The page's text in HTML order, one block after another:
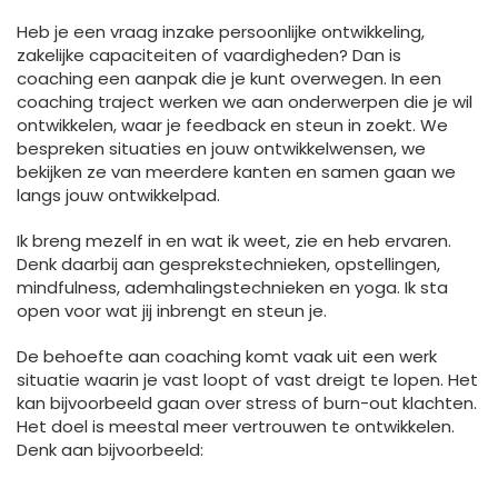
Heb je een vraag inzake persoonlijke ontwikkeling,
zakelijke capaciteiten of vaardigheden? Dan is
coaching een aanpak die je kunt overwegen. In een
coaching traject werken we aan onderwerpen die je wil
ontwikkelen, waar je feedback en steun in zoekt. We
bespreken situaties en jouw ontwikkelwensen, we
bekijken ze van meerdere kanten en samen gaan we
langs jouw ontwikkelpad.
Ik breng mezelf in en wat ik weet, zie en heb ervaren.
Denk daarbij aan gesprekstechnieken, opstellingen,
mindfulness, ademhalingstechnieken en yoga. Ik sta
open voor wat jij inbrengt en steun je.
De behoefte aan coaching komt vaak uit een werk
situatie waarin je vast loopt of vast dreigt te lopen. Het
kan bijvoorbeeld gaan over stress of burn-out klachten.
Het doel is meestal meer vertrouwen te ontwikkelen.
Denk aan bijvoorbeeld: